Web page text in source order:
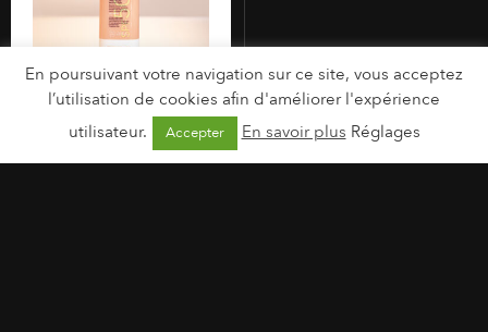
En poursuivant votre navigation sur ce site, vous acceptez
l’utilisation de cookies afin d'améliorer l'expérience
utilisateur.
Accepter En savoir plus Réglages